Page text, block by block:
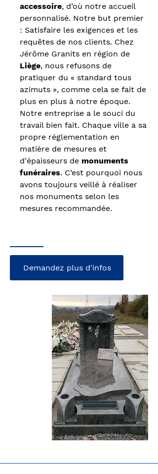
accessoire, d’où notre accueil
personnalisé. Notre but premier
: Satisfaire les exigences et les
requêtes de nos clients. Chez
Jérôme Granits en région de
Liège, nous refusons de
pratiquer du « standard tous
azimuts », comme cela se fait de
plus en plus à notre époque.
Notre entreprise a le souci du
travail bien fait. Chaque ville a sa
propre réglementation en
matière de mesures et
d'épaisseurs de monuments
funéraires. C’est pourquoi nous
avons toujours veillé à réaliser
nos monuments selon les
mesures recommandée.
Demandez plus d'infos